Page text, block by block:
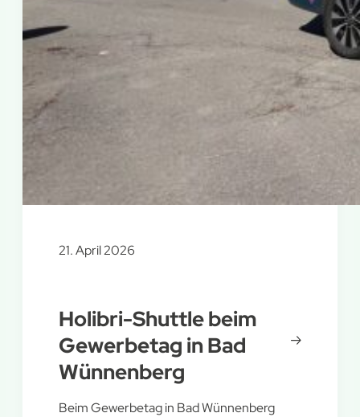
21. April 2026
Holibri-Shuttle beim
Gewerbetag in Bad
Wünnenberg
Beim Gewerbetag in Bad Wünnenberg